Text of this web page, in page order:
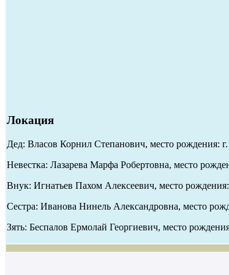
Локация
Дед: Власов Корнил Степанович, место рождения:
Невестка: Лазарева Марфа Робертовна, место
Внук: Игнатьев Пахом Алексеевич, место
Сестра: Иванова Нинель Александровна, место
Зять: Беспалов Ермолай Георгиевич, место